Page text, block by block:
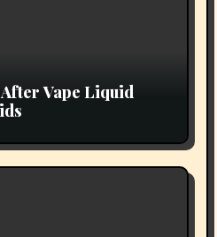
Vape Liquid